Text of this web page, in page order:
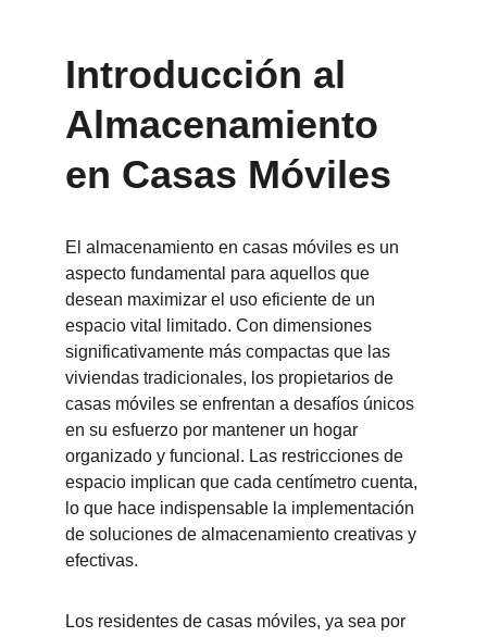
Introducción al
Almacenamiento
en Casas Móviles
El almacenamiento en casas móviles es un
aspecto fundamental para aquellos que
desean maximizar el uso eficiente de un
espacio vital limitado. Con dimensiones
significativamente más compactas que las
viviendas tradicionales, los propietarios de
casas móviles se enfrentan a desafíos únicos
en su esfuerzo por mantener un hogar
organizado y funcional. Las restricciones de
espacio implican que cada centímetro cuenta,
lo que hace indispensable la implementación
de soluciones de almacenamiento creativas y
efectivas.
Los residentes de casas móviles, ya sea por